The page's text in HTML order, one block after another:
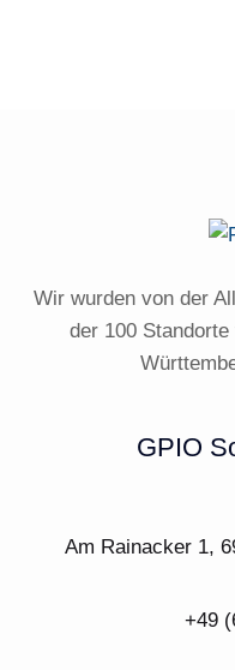
Wir wurden von der
der 100
GPIO
Am Rainacker 1,
+49